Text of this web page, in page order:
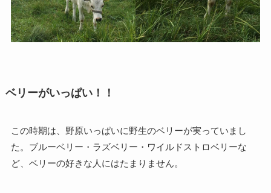
ベリーがいっぱい！！
この時期は、野原いっぱいに野生のベリーが実っていまし
た。ブルーベリー・ラズベリー・ワイルドストロベリーな
ど、ベリーの好きな人にはたまりません。